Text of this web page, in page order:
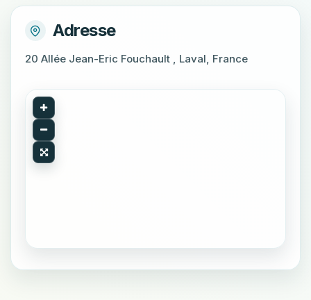
Adresse
20 Allée Jean-Eric Fouchault , Laval, France